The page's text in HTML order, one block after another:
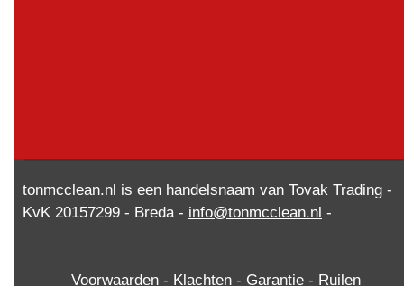
tonmcclean.nl is een handelsnaam van Tovak Trading -
KvK 20157299 - Breda - info@tonmcclean.nl -
Voorwaarden - Klachten - Garantie - Ruilen